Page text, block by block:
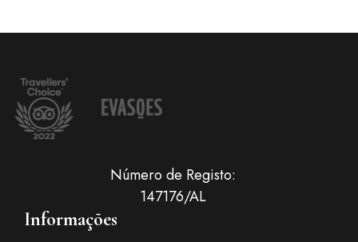
Número de Registo:
147176/AL
Informações